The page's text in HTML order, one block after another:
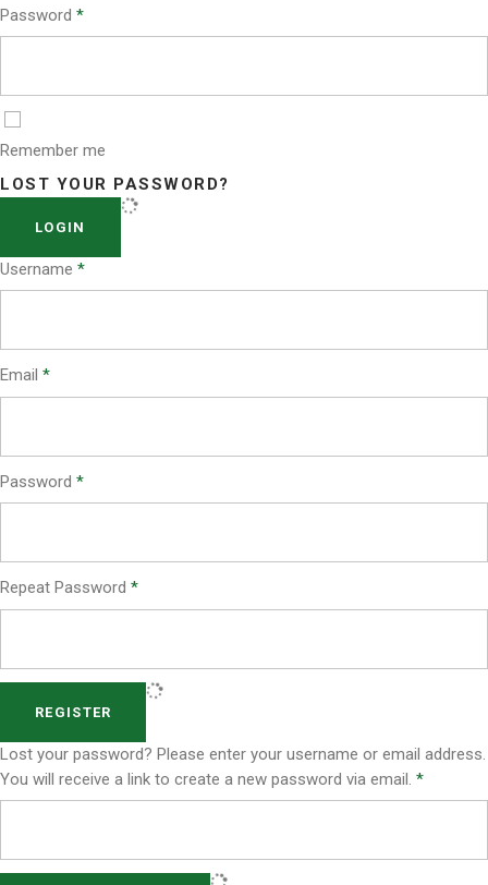
Password *
Remember me
LOST YOUR PASSWORD?
LOGIN
Username *
Email *
Password *
Repeat Password *
REGISTER
Lost your password? Please enter your username or email address.
You will receive a link to create a new password via email. *